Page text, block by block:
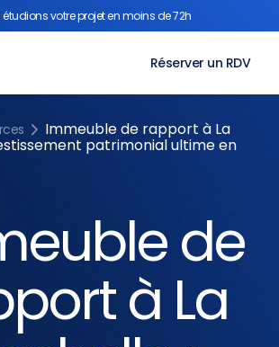
étudions votre projet en moins de 72h
Réserver un RDV
Immeuble de rapport à La
patrimonial ultime en
de
à La